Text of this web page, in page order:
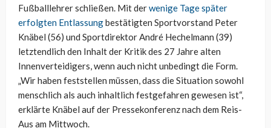
Fußballlehrer schließen. Mit derwenige Tage später
erfolgten Entlassungbestätigten Sportvorstand Peter
Knäbel (56) und Sportdirektor André Hechelmann (39)
letztendlich den Inhalt der Kritik des 27 Jahre alten
Innenverteidigers, wenn auch nicht unbedingt die Form.
„Wir haben feststellen müssen, dass die Situation sowohl
menschlich als auch inhaltlich festgefahren gewesen ist“,
erklärte Knäbel auf der Pressekonferenz nach dem Reis-
Aus am Mittwoch.